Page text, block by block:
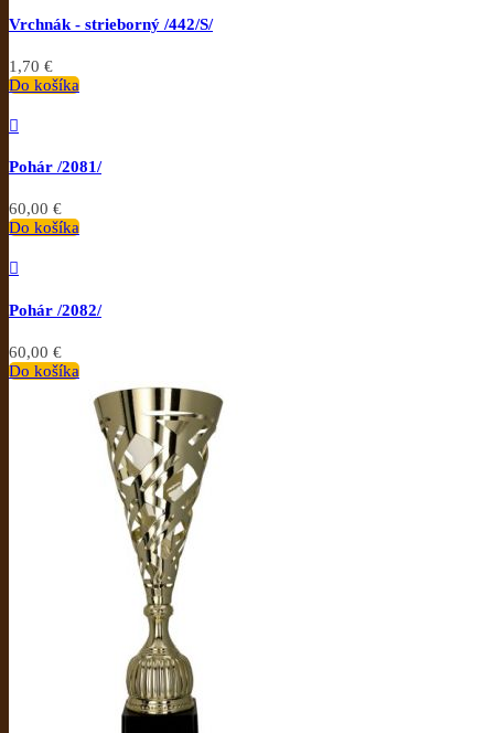
Vrchnák - strieborný /442/S/
1,70 €
Do košíka

Pohár /2081/
60,00 €
Do košíka

Pohár /2082/
60,00 €
Do košíka